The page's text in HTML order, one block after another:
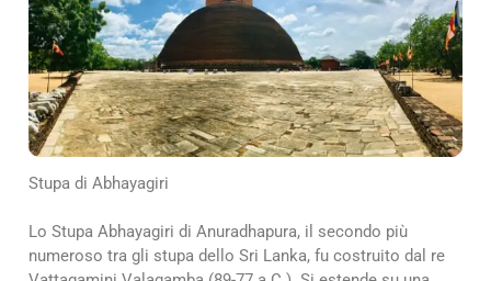
Stupa di Abhayagiri
Lo Stupa Abhayagiri di Anuradhapura, il secondo più
numeroso tra gli stupa dello Sri Lanka, fu costruito dal re